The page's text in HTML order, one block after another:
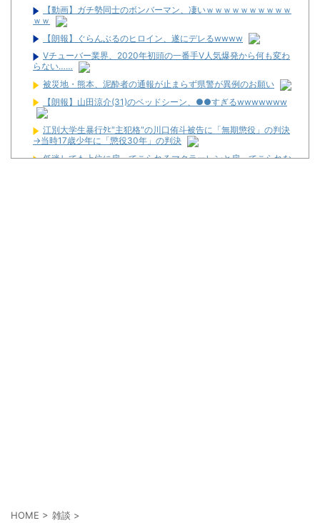
【動画】ガチ勢同士のボンバーマン、凄いｗｗｗｗｗｗｗｗｗｗ
ｗｗ
【朗報】ぐらんぶるのヒロイン、遂にデレるwwww
Vチューバー業界、2020年初頭の一番手V人気爆発から何も変わ
らない……
被災地・熊本、泥酔者の通報が止まらず県警が異例のお願い
【朗報】山田涼介(31)のベッドシーン、●●すぎるwwwwwww
江別大学生暴行ﾀﾋ″主犯格″の川口侑斗被告に「無期懲役」の判決
→当時17歳少年に「懲役30年」の判決
低迷しても上位に戻ってこられるマクラーレンと戻ってこられな
HOME > 雑談 >